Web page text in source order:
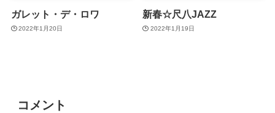
ガレット・デ・ロワ
2022年1月20日
新春☆尺八JAZZ
2022年1月19日
コメント